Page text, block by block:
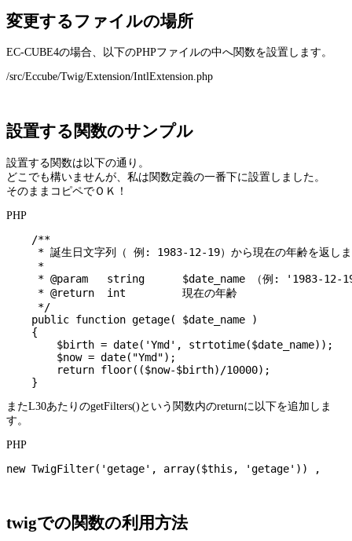
変更するファイルの場所
EC-CUBE4の場合、以下のPHPファイルの中へ関数を設置します。
/src/Eccube/Twig/Extension/IntlExtension.php
設置する関数のサンプル
設置する関数は以下の通り。
どこでも構いませんが、私は関数定義の一番下に設置しました。
そのままコピペでＯＫ！
PHP
    /**
* 誕生日文字列（ 例: 1983-12-19）から現在の年齢を返し
     *
* @param   string      $date_name （例: '1983-12-
     * @return  int         現在の年齢
     */
    public function getage( $date_name )
    {
        $birth = date('Ymd', strtotime($date_name));
        $now = date("Ymd");
        return floor(($now-$birth)/10000);
    }
またL30あたりのgetFilters()という関数内のreturnに以下を追加しま
す。
PHP
new TwigFilter('getage', array($this, 'getage')) ,
twigでの関数の利用方法